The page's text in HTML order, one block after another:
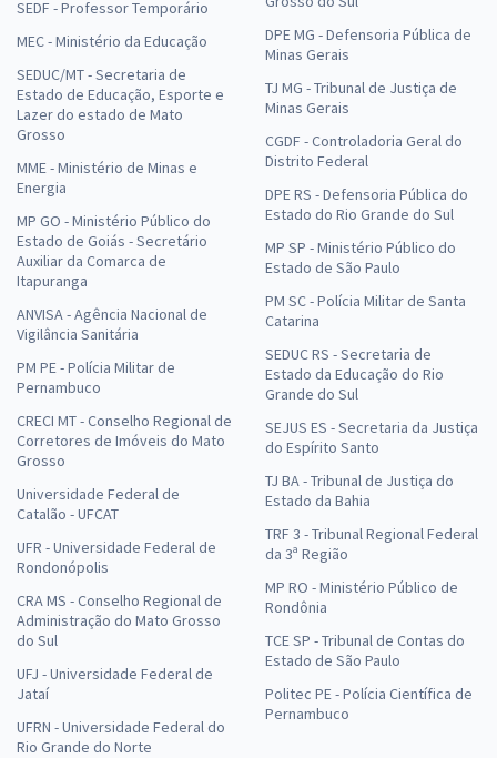
SEDF - Professor Temporário
MEC - Ministério da Educação
SEDUC/MT - Secretaria de
Estado de Educação, Esporte e
Lazer do estado de Mato
Grosso
MME - Ministério de Minas e
Energia
MP GO - Ministério Público do
Estado de Goiás - Secretário
Auxiliar da Comarca de
Itapuranga
ANVISA - Agência Nacional de
Vigilância Sanitária
PM PE - Polícia Militar de
Pernambuco
CRECI MT - Conselho Regional de
Corretores de Imóveis do Mato
Grosso
Universidade Federal de
Catalão - UFCAT
UFR - Universidade Federal de
Rondonópolis
CRA MS - Conselho Regional de
Administração do Mato Grosso
do Sul
UFJ - Universidade Federal de
Jataí
UFRN - Universidade Federal do
Rio Grande do Norte
DPE MG - Defensoria Pública de
Minas Gerais
TJ MG - Tribunal de Justiça de
Minas Gerais
CGDF - Controladoria Geral do
Distrito Federal
DPE RS - Defensoria Pública do
Estado do Rio Grande do Sul
MP SP - Ministério Público do
Estado de São Paulo
PM SC - Polícia Militar de Santa
Catarina
SEDUC RS - Secretaria de
Estado da Educação do Rio
Grande do Sul
SEJUS ES - Secretaria da Justiça
do Espírito Santo
TJ BA - Tribunal de Justiça do
Estado da Bahia
TRF 3 - Tribunal Regional Federal
da 3ª Região
MP RO - Ministério Público de
Rondônia
TCE SP - Tribunal de Contas do
Estado de São Paulo
Politec PE - Polícia Científica de
Pernambuco